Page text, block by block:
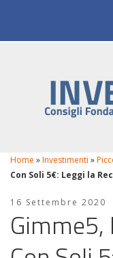
Home »Investimenti »
Con Soli 5€: Leggi la
16 Settembre 2020